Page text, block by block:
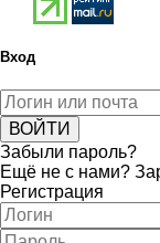
Вход
Забыли пароль?
Ещё не с нами?
Регистрация